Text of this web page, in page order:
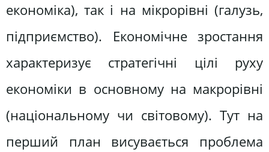
економіка), так і на мікрорівні (галузь,
підприємство). Економічне зростання
характеризує стратегічні цілі руху
економіки в основному на макрорівні
(національному чи світовому). Тут на
перший план висувається проблема